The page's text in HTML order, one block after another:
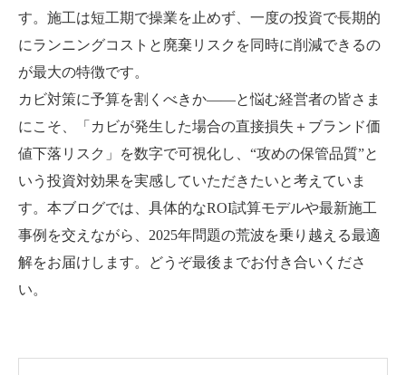
す。施工は短工期で操業を止めず、一度の投資で長期的
にランニングコストと廃棄リスクを同時に削減できるの
が最大の特徴です。
カビ対策に予算を割くべきか――と悩む経営者の皆さま
にこそ、「カビが発生した場合の直接損失＋ブランド価
値下落リスク」を数字で可視化し、“攻めの保管品質”と
いう投資対効果を実感していただきたいと考えていま
す。本ブログでは、具体的なROI試算モデルや最新施工
事例を交えながら、2025年問題の荒波を乗り越える最適
解をお届けします。どうぞ最後までお付き合いくださ
い。